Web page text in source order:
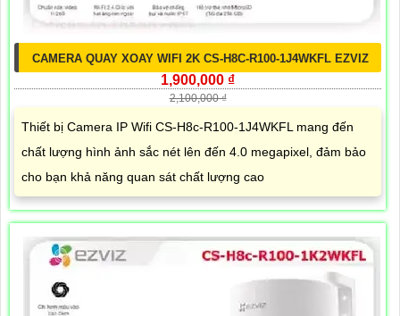
CAMERA QUAY XOAY WIFI 2K CS-H8C-R100-1J4WKFL EZVIZ
1,900,000 ₫
2,100,000 ₫
Thiết bị Camera IP Wifi CS-H8c-R100-1J4WKFL mang đến
chất lượng hình ảnh sắc nét lên đến 4.0 megapixel, đảm bảo
cho bạn khả năng quan sát chất lượng cao